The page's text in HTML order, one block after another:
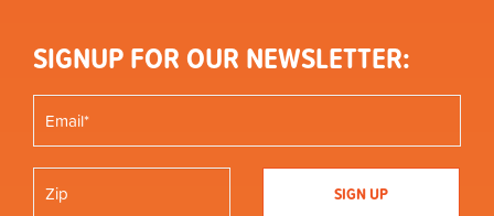
SIGNUP FOR OUR NEWSLETTER: